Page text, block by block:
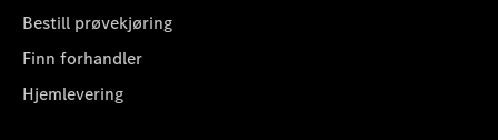
Bestill prøvekjøring
Finn forhandler
Hjemlevering